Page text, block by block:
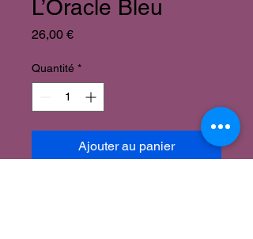
L’Oracle Bleu
26,00 €Prix
Quantité *
Ajouter au panier